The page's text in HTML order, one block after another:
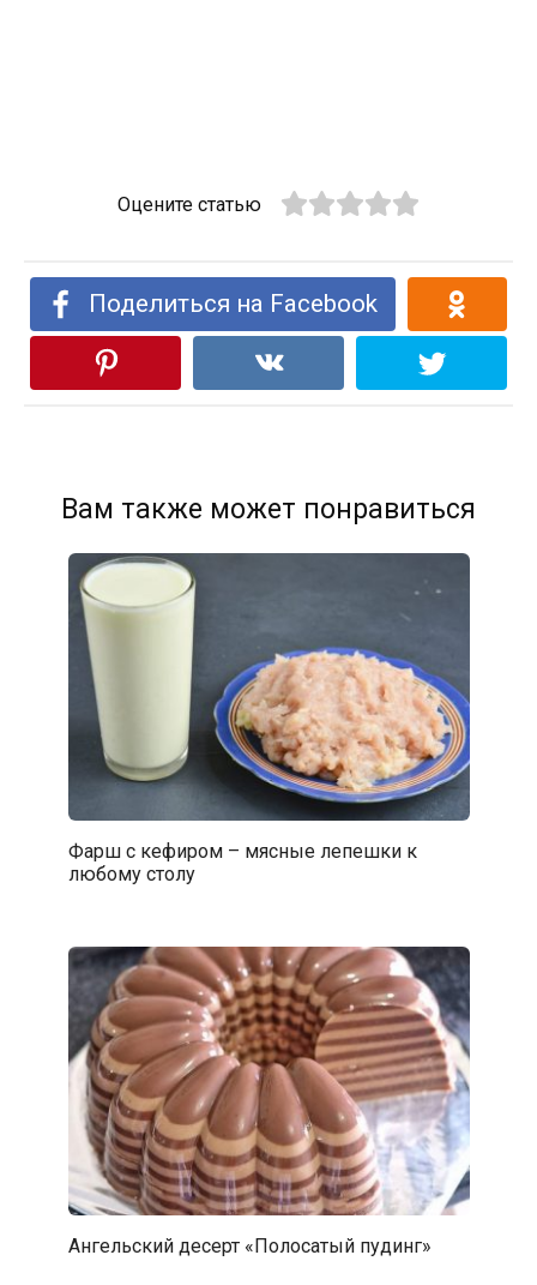
Оцените статью
Поделиться на Facebook
Вам также может понравиться
Фарш с кефиром – мясные лепешки к
любому столу
Ангельский десерт «Полосатый пудинг»